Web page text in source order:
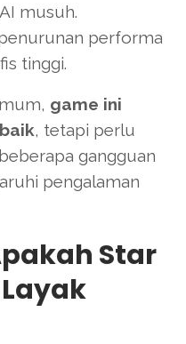
musuh.
performa
tinggi.
game ini
, tetapi perlu
gangguan
pengalaman
Star